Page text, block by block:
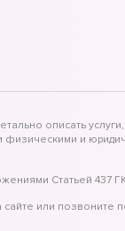
описать
физическими и
Статьей 437
или позвоните